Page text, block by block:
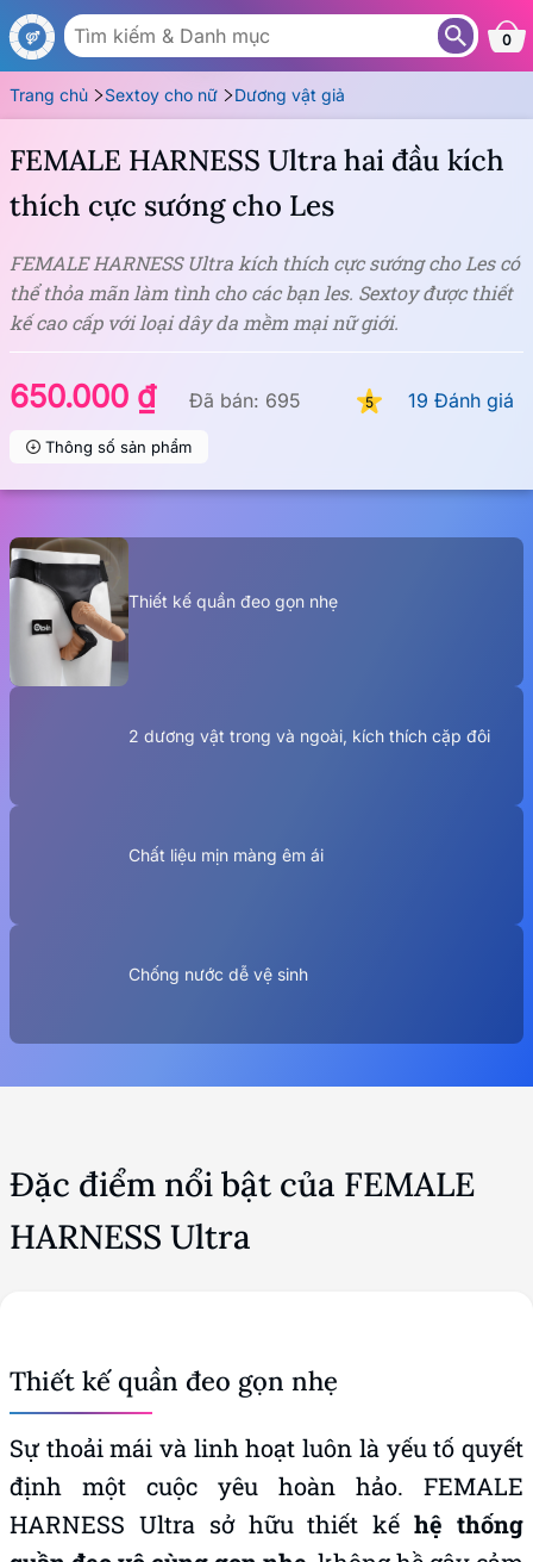
0
Trang chủ Sextoy cho nữ Dương vật giả
650.000 ₫ Đã bán: 695 5 19 Đánh giá
Thông số sản phẩm
FEMALE HARNESS Ultra hai đầu kích
thích cực sướng cho Les
FEMALE HARNESS Ultra kích thích cực sướng cho Les có
thể thỏa mãn làm tình cho các bạn les. Sextoy được thiết
kế cao cấp với loại dây da mềm mại nữ giới.
Thiết kế quần đeo gọn nhẹ
2 dương vật trong và ngoài, kích thích cặp đôi
Chất liệu mịn màng êm ái
Chống nước dễ vệ sinh
Đặc điểm nổi bật của FEMALE
HARNESS Ultra
Thiết kế quần đeo gọn nhẹ
định một cuộc yêu hoàn hảo. FEMALE
HARNESS Ultra sở hữu thiết kế
hệ thống
quần đeo vô cùng gọn nhẹ , không hề gây cảm